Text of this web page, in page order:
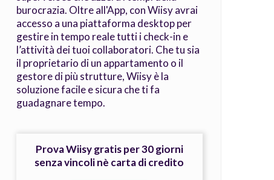
burocrazia. Oltre all'App, con Wiisy avrai
accesso a una piattaforma desktop per
gestire in tempo reale tutti i check-in e
l’attività dei tuoi collaboratori. Che tu sia
il proprietario di un appartamento o il
gestore di più strutture, Wiisy è la
soluzione facile e sicura che ti fa
guadagnare tempo.
Prova Wiisy gratis per 30 giorni
senza vincoli nè carta di credito